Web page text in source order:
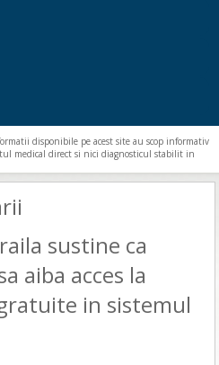
disponibile pe acest site au scop informativ
medical direct si nici diagnosticul stabilit in
sustine ca
aiba acces la
in sistemul